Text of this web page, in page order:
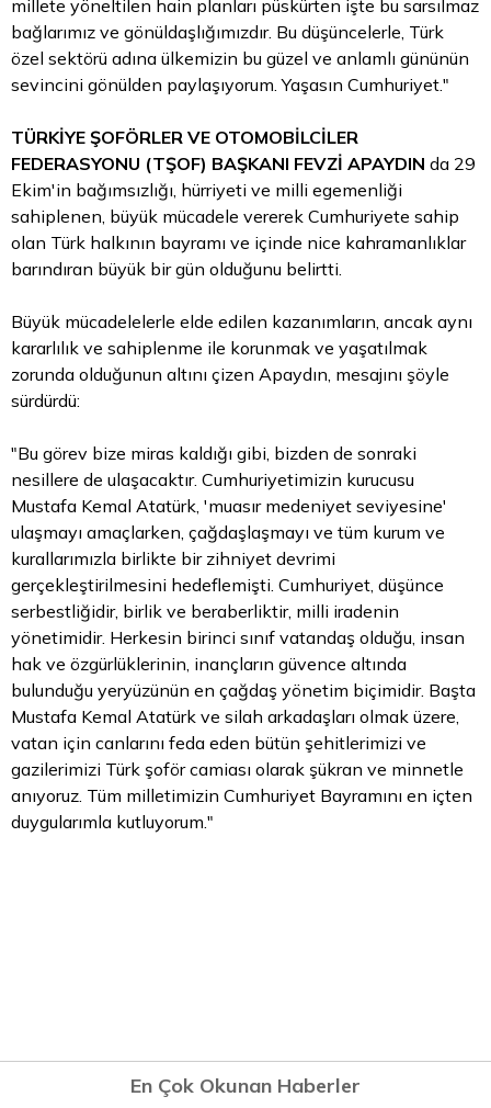
millete yöneltilen hain planları püskürten işte bu sarsılmaz
bağlarımız ve gönüldaşlığımızdır. Bu düşüncelerle, Türk
özel sektörü adına ülkemizin bu güzel ve anlamlı gününün
sevincini gönülden paylaşıyorum. Yaşasın Cumhuriyet."
TÜRKİYE ŞOFÖRLER VE OTOMOBİLCİLER
FEDERASYONU (TŞOF) BAŞKANI FEVZİ APAYDIN da 29
Ekim'in bağımsızlığı, hürriyeti ve milli egemenliği
sahiplenen, büyük mücadele vererek Cumhuriyete sahip
olan Türk halkının bayramı ve içinde nice kahramanlıklar
barındıran büyük bir gün olduğunu belirtti.
Büyük mücadelelerle elde edilen kazanımların, ancak aynı
kararlılık ve sahiplenme ile korunmak ve yaşatılmak
zorunda olduğunun altını çizen Apaydın, mesajını şöyle
sürdürdü:
"Bu görev bize miras kaldığı gibi, bizden de sonraki
nesillere de ulaşacaktır. Cumhuriyetimizin kurucusu
Mustafa Kemal Atatürk, 'muasır medeniyet seviyesine'
ulaşmayı amaçlarken, çağdaşlaşmayı ve tüm kurum ve
kurallarımızla birlikte bir zihniyet devrimi
gerçekleştirilmesini hedeflemişti. Cumhuriyet, düşünce
serbestliğidir, birlik ve beraberliktir, milli iradenin
yönetimidir. Herkesin birinci sınıf vatandaş olduğu, insan
hak ve özgürlüklerinin, inançların güvence altında
bulunduğu yeryüzünün en çağdaş yönetim biçimidir. Başta
Mustafa Kemal Atatürk ve silah arkadaşları olmak üzere,
vatan için canlarını feda eden bütün şehitlerimizi ve
gazilerimizi Türk şoför camiası olarak şükran ve minnetle
anıyoruz. Tüm milletimizin Cumhuriyet Bayramını en içten
duygularımla kutluyorum."
En Çok Okunan Haberler